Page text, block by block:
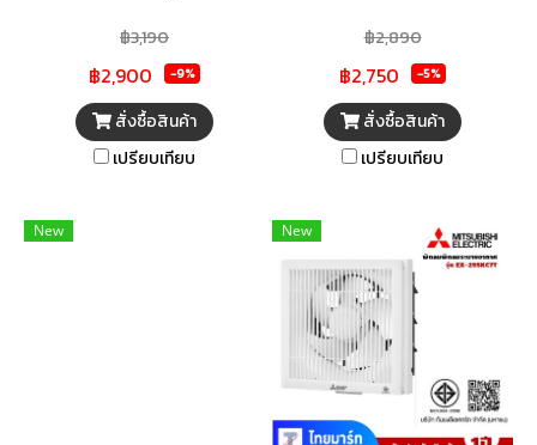
นวัตกรรมใหม่ๆ ที่ถูกค้นคว้าและ
วิจัยตามความต้องการของผู้ใช้
ทำให้ผลิตภัณฑ์ไม่ว่าจะเป็น เครื่อง
ปรับอากาศ พัดลม เครื่องฟอก
อากาศ และอื่นๆอีกมากมาย ช่วยให้
ขึ้น บุญถาวรคัดสรรสินค้า
฿3,190
฿2,900 -9%
สั่งซื้อสินค้า
เปรียบเทียบ
เรียบหรูทันสมัย มีใบพัดขนาดใหญ่
สามารถกระจายแรงลมได้ทั่วถึง
ปลอดภัยยิ่งขึ้นด้วยระบบเทอร์
มอลฟิวส์ ที่จะช่วยตัดการทำงาน
เมื่ออุณหภูมิมอเตอร์สูง เพื่อ
ระบบเคอร์เร็นท์ฟิวส์ ที่ช่วยตัดไฟ
อัตโนมัติ เมื่อไฟฟ้าลัดวงจร จึง
ทำให้คุณมั่นใจได้ทุกครั้งที่ใช้งาน
฿2,890
฿2,750 -5%
สั่งซื้อสินค้า
เปรียบเทียบ
New New